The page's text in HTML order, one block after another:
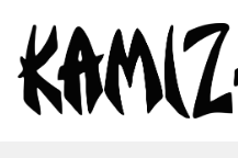
sisältöön